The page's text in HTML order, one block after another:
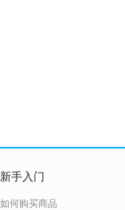
新手入门
如何购买商品